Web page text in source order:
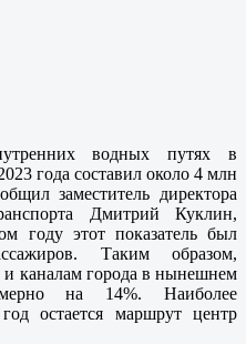
водных путях в
года составил около 4 млн
заместитель директора
Дмитрий Куклин,
году этот показатель был
Таким образом,
и каналам города в нынешнем
на 14%. Наиболее
остается маршрут центр